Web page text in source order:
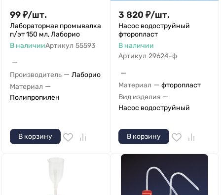
99₽/шт.
Лабораторная промывалка
п/эт 150 мл, Лаборио
В наличииАртикул 55593
—
Производитель — Лаборио
Материал —
Полипропилен
В корзину
3 820 ₽/шт.
Насос водоструйный
фторопласт
В наличии
Артикул 29624-ф
—
Материал — фторопласт
Вид изделия —
Насос водоструйный
В корзину